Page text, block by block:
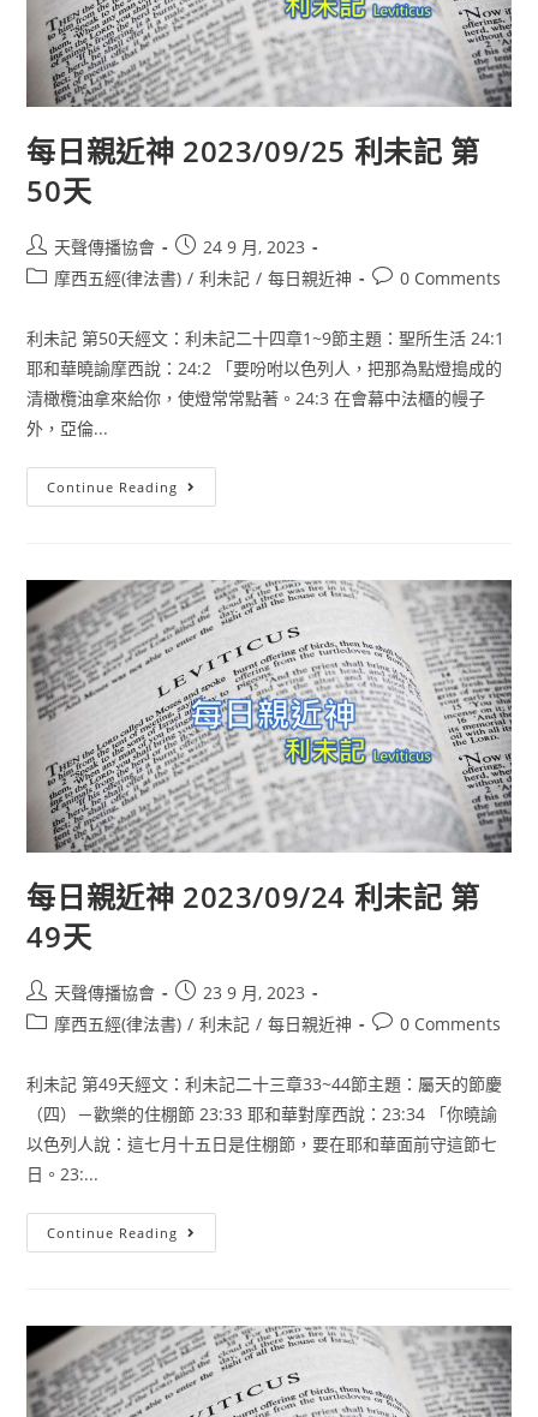
每日親近神 2023/09/25 利未記 第
50天
天聲傳播協會
24 9 月, 2023
摩西五經(律法書) / 利未記 / 每日親近神 0 Comments
利未記 第50天經文：利未記二十四章1~9節主題：聖所生活 24:1
耶和華曉諭摩西說：24:2 「要吩咐以色列人，把那為點燈搗成的
清橄欖油拿來給你，使燈常常點著。24:3 在會幕中法櫃的幔子
外，亞倫...
Continue Reading
每日親近神 2023/09/24 利未記 第
49天
天聲傳播協會
23 9 月, 2023
摩西五經(律法書) / 利未記 / 每日親近神 0 Comments
利未記 第49天經文：利未記二十三章33~44節主題：屬天的節慶
（四）－歡樂的住棚節 23:33 耶和華對摩西說：23:34 「你曉諭
以色列人說：這七月十五日是住棚節，要在耶和華面前守這節七
日。23:...
Continue Reading